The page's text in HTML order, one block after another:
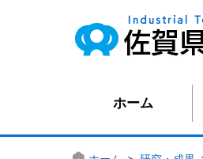
ホーム